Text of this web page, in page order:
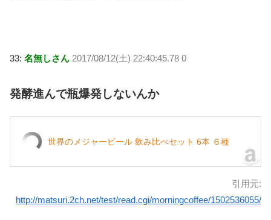
33: 名無しさん 2017/08/12(土) 22:40:45.78 0
発酵進んで瓶爆発しないんか
世界のメジャービール 飲み比べセット 6本 ６種
引用元:
http://matsuri.2ch.net/test/read.cgi/morningcoffee/1502536055/